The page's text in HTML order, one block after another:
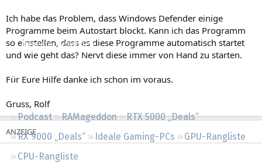
Neue Beiträge
Neueste Aktivitäten
Regeln
Podcast RAMageddon
RTX 5000 „Deals“
RX 9000 „Deals“
Ideale Gaming-PCs
GPU-Rangliste
CPU-Rangliste
Ich habe das Problem, dass Windows Defender einige
Programme beim Autostart blockt. Kann ich das Programm
so einstellen, dass es diese Programme automatisch startet
und wie geht das? Nervt diese immer von Hand zu starten.
Für Eure Hilfe danke ich schon im voraus.
Gruss, Rolf